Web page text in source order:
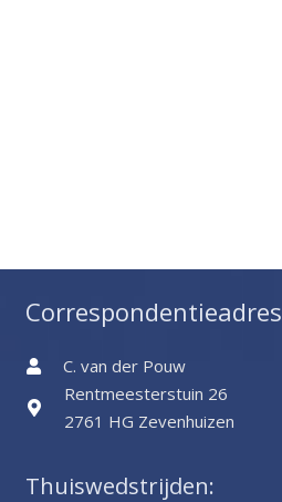
Correspondentieadres
C. van der Pouw
Rentmeesterstuin 26
2761 HG Zevenhuizen
Thuiswedstrijden: